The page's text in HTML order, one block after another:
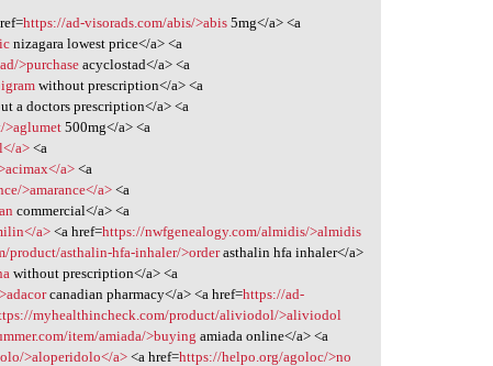
https://ad-visorads.com/abis/>abis 5mg</a> <a
nizagara lowest price</a> <a
>purchase acyclostad</a> <a
without prescription</a> <a
a doctors prescription</a> <a
>aglumet 500mg</a> <a
a><a
a><a
>amarance</a><a
commercial</a> <a
a> <a href=https://nwfgenealogy.com/almidis/>almidis
product/asthalin-hfa-inhaler/>orderasthalin hfa inhaler</a>
without prescription</a> <a
canadian pharmacy</a> <a href=https://ad-
myhealthincheck.com/product/aliviodol/>aliviodol
item/amiada/>buying amiada online</a> <a
>aloperidolo</a><a href=https://helpo.org/agoloc/>no